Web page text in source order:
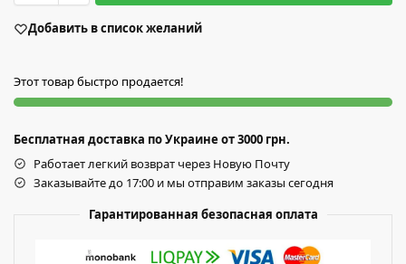
Добавить в список желаний
Этот товар быстро продается!
Бесплатная доставка по Украине от 3000 грн.
Работает легкий возврат через Новую Почту
Заказывайте до 17:00 и мы отправим заказы сегодня
Гарантированная безопасная оплата